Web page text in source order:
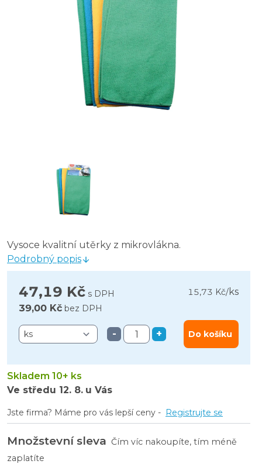
Vysoce kvalitní utěrky z mikrovlákna.
Podrobný popis
47,19 Kč s DPH 15,73 Kč/ks
39,00 Kč bez DPH
- + Do košíku
Skladem 10+ ks
Ve středu 12. 8. u Vás
Jste firma? Máme pro vás lepší ceny - Registrujte se
Množstevní sleva Čím víc nakoupíte, tím méně
zaplatíte